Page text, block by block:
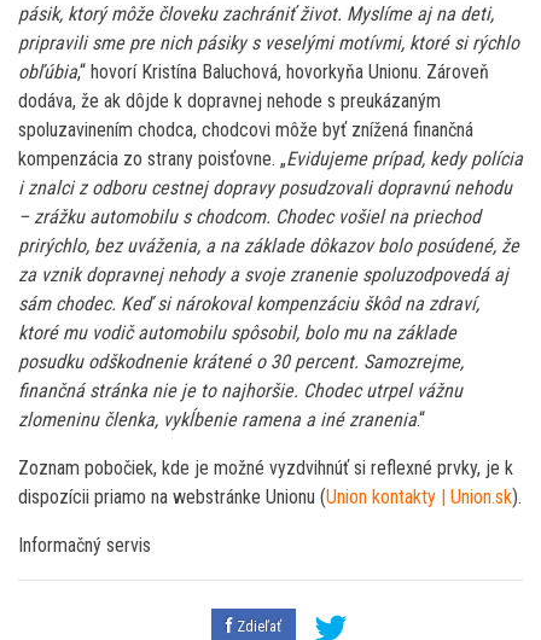
pásik, ktorý môže človeku zachrániť život. Myslíme aj na deti,
pripravili sme pre nich pásiky s veselými motívmi, ktoré si rýchlo
obľúbia,“ hovorí Kristína Baluchová, hovorkyňa Unionu. Zároveň
dodáva, že ak dôjde k dopravnej nehode s preukázaným
spoluzavinením chodca, chodcovi môže byť znížená finančná
kompenzácia zo strany poisťovne. „Evidujeme prípad, kedy polícia
i znalci z odboru cestnej dopravy posudzovali dopravnú nehodu
– zrážku automobilu s chodcom. Chodec vošiel na priechod
prirýchlo, bez uváženia, a na základe dôkazov bolo posúdené, že
za vznik dopravnej nehody a svoje zranenie spoluzodpovedá aj
sám chodec. Keď si nárokoval kompenzáciu škôd na zdraví,
ktoré mu vodič automobilu spôsobil, bolo mu na základe
posudku odškodnenie krátené o 30 percent. Samozrejme,
finančná stránka nie je to najhoršie. Chodec utrpel vážnu
zlomeninu členka, vykĺbenie ramena a iné zranenia.“
Zoznam pobočiek, kde je možné vyzdvihnúť si reflexné prvky, je k
dispozícii priamo na webstránke Unionu (Union kontakty | Union.sk).
Informačný servis
Zdieľať